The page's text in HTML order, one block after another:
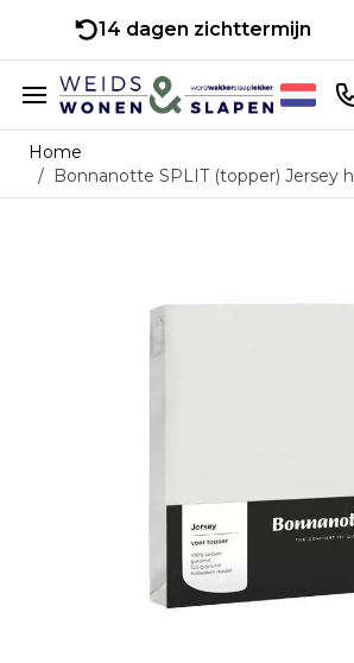
14 dagen zichttermijn
Ga naar de inhoud
Home
/ Bonnanotte SPLIT (topper) Jersey